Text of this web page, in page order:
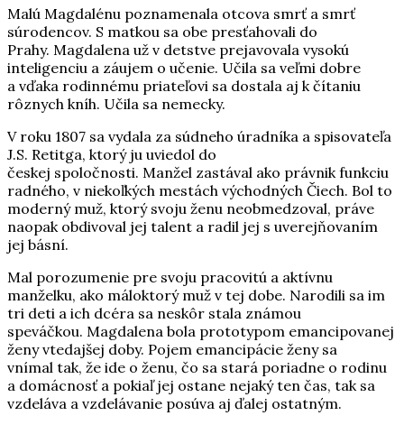
Malú Magdalénu poznamenala otcova smrť a smrť
súrodencov. S matkou sa obe presťahovali do
Prahy. Magdalena už v detstve prejavovala vysokú
inteligenciu a záujem o učenie. Učila sa veľmi dobre
a vďaka rodinnému priateľovi sa dostala aj k čítaniu
rôznych kníh. Učila sa nemecky.
V roku 1807 sa vydala za súdneho úradníka a spisovateľa
J.S. Retitga, ktorý ju uviedol do
českej spoločnosti. Manžel zastával ako právnik funkciu
radného, v niekoľkých mestách východných Čiech. Bol to
moderný muž, ktorý svoju ženu neobmedzoval, práve
naopak obdivoval jej talent a radil jej s uverejňovaním
jej básní.
Mal porozumenie pre svoju pracovitú a aktívnu
manželku, ako máloktorý muž v tej dobe. Narodili sa im
tri deti a ich dcéra sa neskôr stala známou
speváčkou. Magdalena bola prototypom emancipovanej
ženy vtedajšej doby. Pojem emancipácie ženy sa
vnímal tak, že ide o ženu, čo sa stará poriadne o rodinu
a domácnosť a pokiaľ jej ostane nejaký ten čas, tak sa
vzdeláva a vzdelávanie posúva aj ďalej ostatným.